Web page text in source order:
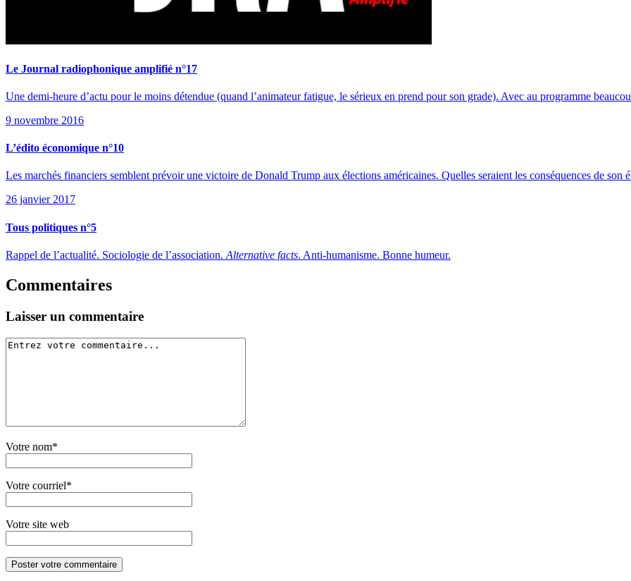
Le Journal radiophonique amplifié n°17
Une demi-heure d’actu pour le moins détendue (quand l’animateur fatigue, le sérieux en prend pour son grade). Avec au programme
9 novembre 2016
L’édito économique n°10
Les marchés financiers semblent prévoir une victoire de Donald Trump aux élections américaines. Quelles seraient les conséquences de son
26 janvier 2017
Tous politiques n°5
Rappel de l’actualité. Sociologie de l’association. Alternative facts. Anti-humanisme. Bonne humeur.
Commentaires
Laisser un commentaire
Votre nom*
Votre courriel*
Votre site web